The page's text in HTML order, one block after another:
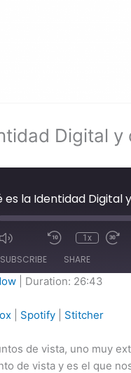
Digital
es la Identidad
1x
SUBSCRIBE SHARE
Duration: 26:43
Spotify Stitcher
de vista, uno muy
de vista y es el que